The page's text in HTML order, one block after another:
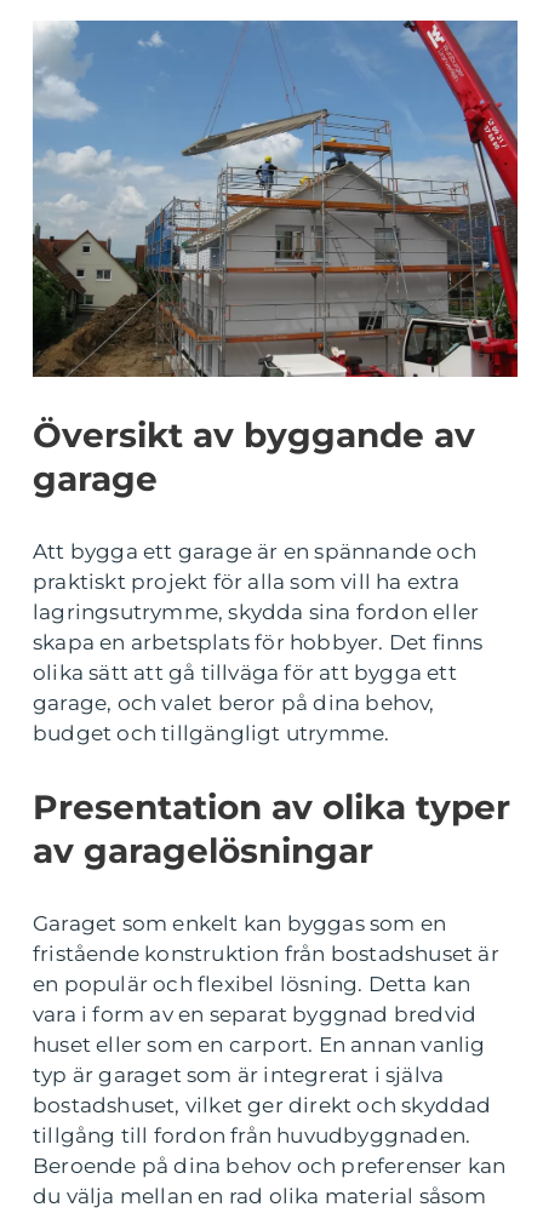
Översikt av byggande av
garage
Att bygga ett garage är en spännande och
praktiskt projekt för alla som vill ha extra
lagringsutrymme, skydda sina fordon eller
skapa en arbetsplats för hobbyer. Det finns
olika sätt att gå tillväga för att bygga ett
garage, och valet beror på dina behov,
budget och tillgängligt utrymme.
Presentation av olika typer
av garagelösningar
Garaget som enkelt kan byggas som en
fristående konstruktion från bostadshuset är
en populär och flexibel lösning. Detta kan
vara i form av en separat byggnad bredvid
huset eller som en carport. En annan vanlig
typ är garaget som är integrerat i själva
bostadshuset, vilket ger direkt och skyddad
tillgång till fordon från huvudbyggnaden.
Beroende på dina behov och preferenser kan
du välja mellan en rad olika material såsom